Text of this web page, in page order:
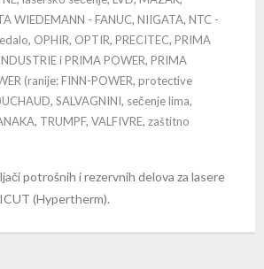
WIEDEMANN - FANUC, NIIGATA, NTC -
, OPHIR, OPTIR, PRECITEC, PRIMA
i PRIMA POWER, PRIMA
(ranije: FINN-POWER, protective
, SALVAGNINI, sečenje lima,
, TRUMPF, VALFIVRE, zaštitno
potrošnih i rezervnih delova za lasere
(Hypertherm).